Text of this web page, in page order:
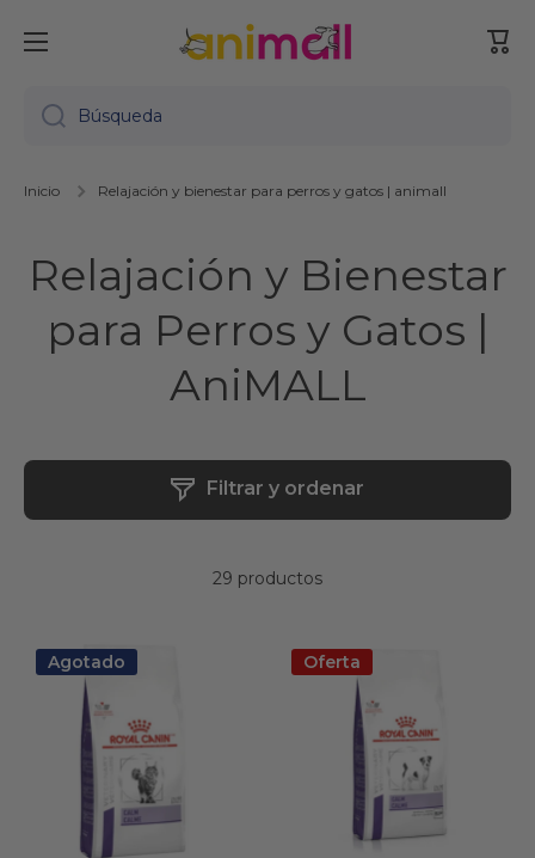
Ir directamente al contenido
Búsqueda
Inicio Relajación y bienestar para perros y gatos | animall
Relajación y Bienestar
para Perros y Gatos |
AniMALL
Filtrar y ordenar
29 productos
Agotado Oferta